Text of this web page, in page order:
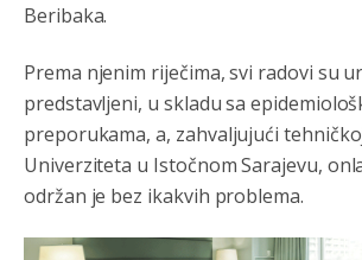
Beribaka.
Prema njenim riječima, svi radovi su
predstavljeni, u skladu sa
preporukama, a, zahvaljujući
Univerziteta u Istočnom Sarajevu,
održan je bez ikakvih problema.